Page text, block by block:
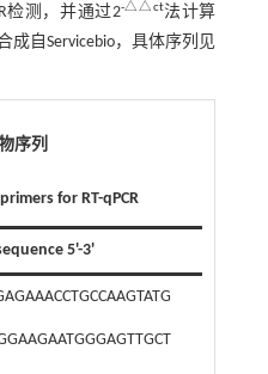
检测，并通过2-△△ct法计算
成自Servicebio，具体序列见
序列
for RT-qPCR
5'-3'